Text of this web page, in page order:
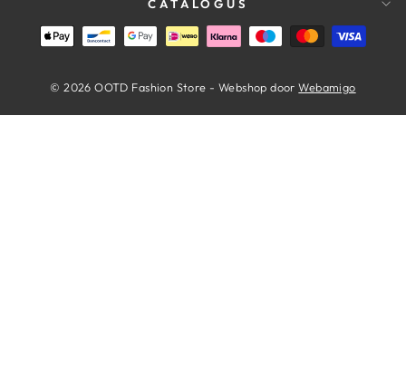
CATALOGUS
© 2026 OOTD Fashion Store - Webshop doorWebamigo